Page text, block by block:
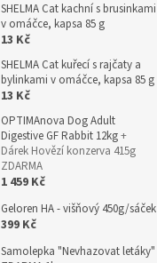
SHELMA Cat kachní s brusinkami
v omáčce, kapsa 85 g
13 Kč
SHELMA Cat kuřecí s rajčaty a
bylinkami v omáčce, kapsa 85 g
13 Kč
OPTIMAnova Dog Adult
Digestive GF Rabbit 12kg+
Dárek Hovězí konzerva 415g
ZDARMA
1 459 Kč
Geloren HA - višňový 450g/sáček
399 Kč
Samolepka "Nevhazovat letáky"